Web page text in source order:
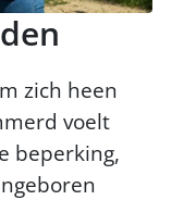
zich heen
voelt
beperking,